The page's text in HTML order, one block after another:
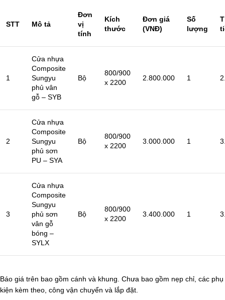
STT Mô tả
Đơn
vị
tính
Kích
thước
Đơn giá
(VNĐ)
Số
lượng
1
Cửa nhựa
Composite
Sungyu
phủ vân
gỗ – SYB
Bộ
800/900
x 2200
2.800.000 1
2
Cửa nhựa
Composite
Sungyu
phủ sơn
PU – SYA
Bộ
800/900
x 2200
3.000.000 1
3
Cửa nhựa
Composite
Sungyu
phủ sơn
vân gỗ
bóng –
SYLX
Bộ
800/900
x 2200
3.400.000 1
Báo giá trên bao gồm cánh và khung. Chưa bao gồm nẹp chỉ, các phụ
kiện kèm theo, công vận chuyển và lắp đặt.